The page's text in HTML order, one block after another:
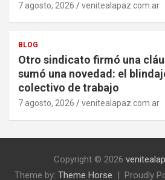
7 agosto, 2026 venitealapaz.com.ar
BLOG
Otro sindicato firmó una
sumó una novedad: el
colectivo de trabajo
7 agosto, 2026 venitealapaz.com.ar
Copyright © 2026
Theme by: Theme Horse Proudly